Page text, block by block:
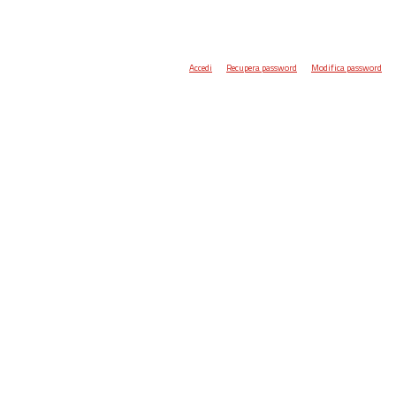
Accedi Recupera password Modifica password